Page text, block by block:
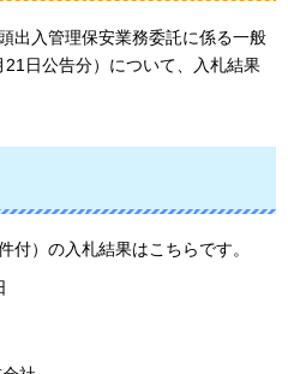
出入管理保安業務委託に係る一般
日公告分）について、入札結果
付）の入札結果はこちらです。